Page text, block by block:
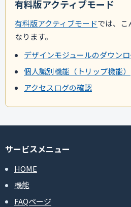
有料版アクティブモード
有料版アクティブモードでは、こ
なります。
デザインモジュールのダウン
個人識別機能（トリップ機能）
アクセスログの確認
サービスメニュー
HOME
機能
FAQページ